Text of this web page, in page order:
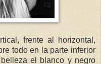
frente al horizontal,
todo en la parte inferior
el blanco y negro